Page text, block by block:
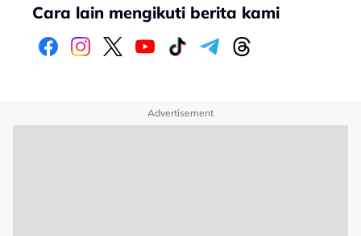
Cara lain mengikuti berita kami
Advertisement